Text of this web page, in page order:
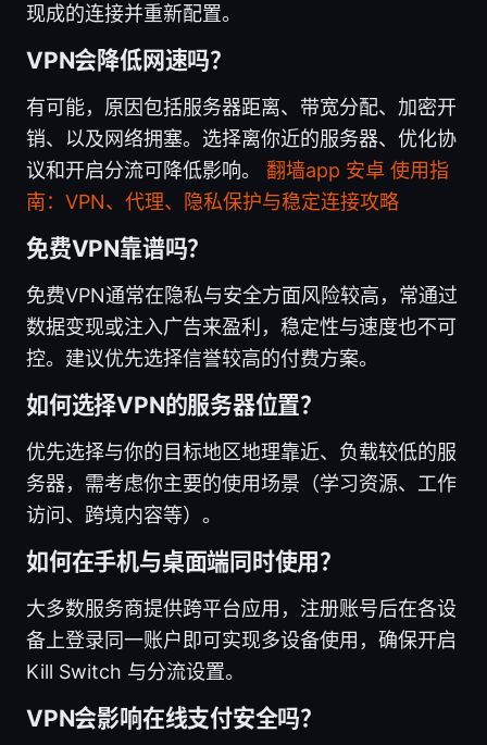
现成的连接并重新配置。
VPN会降低网速吗？
有可能，原因包括服务器距离、带宽分配、加密开
销、以及网络拥塞。选择离你近的服务器、优化协
议和开启分流可降低影响。 翻墙app 安卓 使用指
南：VPN、代理、隐私保护与稳定连接攻略
免费VPN靠谱吗？
免费VPN通常在隐私与安全方面风险较高，常通过
数据变现或注入广告来盈利，稳定性与速度也不可
控。建议优先选择信誉较高的付费方案。
如何选择VPN的服务器位置？
优先选择与你的目标地区地理靠近、负载较低的服
务器，需考虑你主要的使用场景（学习资源、工作
访问、跨境内容等）。
如何在手机与桌面端同时使用？
大多数服务商提供跨平台应用，注册账号后在各设
备上登录同一账户即可实现多设备使用，确保开启
Kill Switch 与分流设置。
VPN会影响在线支付安全吗？